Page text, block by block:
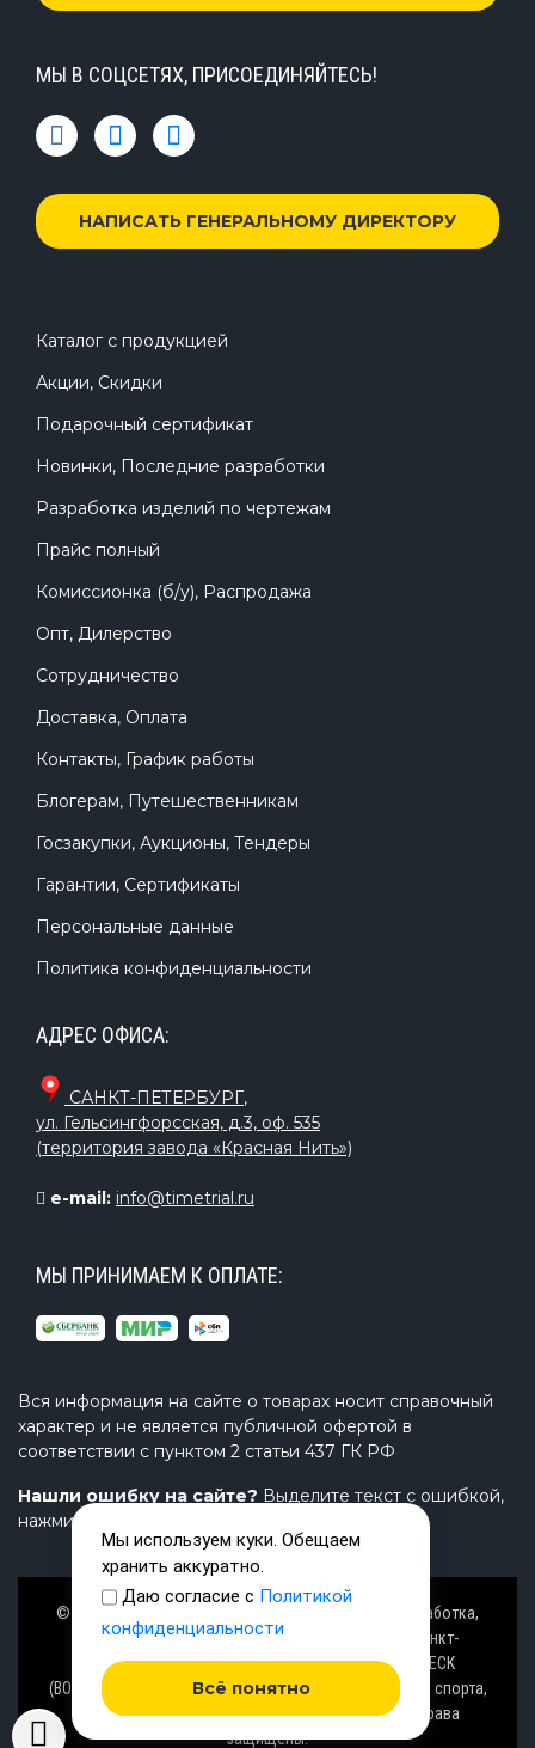
МЫ В СОЦСЕТЯХ, ПРИСОЕДИНЯЙТЕСЬ!
НАПИСАТЬ ГЕНЕРАЛЬНОМУ ДИРЕКТОРУ
Каталог с продукцией
Акции, Скидки
Подарочный сертификат
Новинки, Последние разработки
Разработка изделий по чертежам
Прайс полный
Комиссионка (б/у), Распродажа
Опт, Дилерство
Сотрудничество
Доставка, Оплата
Контакты, График работы
Блогерам, Путешественникам
Госзакупки, Аукционы, Тендеры
Гарантии, Сертификаты
Персональные данные
Политика конфиденциальности
АДРЕС ОФИСА:
САНКТ-ПЕТЕРБУРГ,
ул. Гельсингфорсская, д.3, оф. 535
(территория завода «Красная Нить»)
e-mail: info@timetrial.ru
МЫ ПРИНИМАЕМ К ОПЛАТЕ:
Вся информация на сайте о товарах носит справочный
характер и не является публичной офертой в
соответствии с пунктом 2 статьи 437 ГК РФ
Нашли ошибку на сайте? Выделите текст с ошибкой,
нажмите Ctrl+Enter и напишите нам.
© Завод TimeTrial (ТаймТриал) - производство, разработка,
проектирование надувных изделий, товаров в Санкт-
Петербурге с 2000 г. из ПВХ (PVC), ТПУ (TPU), AIRDECK
(ВОЗДУШНАЯ ПАЛУБА), OXFORD (ОКСФОРД) ткани для спорта,
активного отдыха на воде и аттракционов. Все права
защищены.
Мы используем куки. Обещаем
хранить аккуратно.
Даю согласие с Политикой
конфиденциальности
Всё понятно